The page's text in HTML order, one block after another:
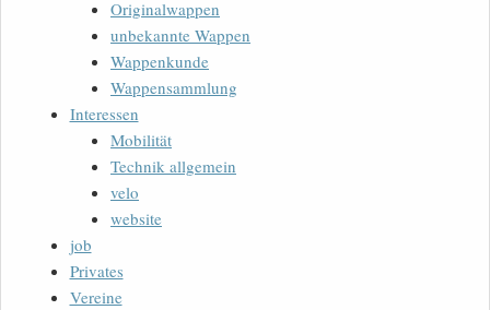
Originalwappen
unbekannte Wappen
Wappenkunde
Wappensammlung
Interessen
Mobilität
Technik allgemein
velo
website
job
Privates
Vereine